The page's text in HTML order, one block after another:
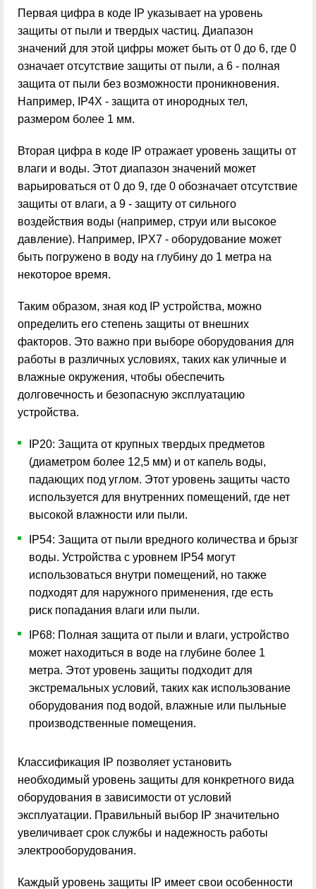
Первая цифра в коде IP указывает на уровень
защиты от пыли и твердых частиц. Диапазон
значений для этой цифры может быть от 0 до 6, где 0
означает отсутствие защиты от пыли, а 6 - полная
защита от пыли без возможности проникновения.
Например, IP4X - защита от инородных тел,
размером более 1 мм.
Вторая цифра в коде IP отражает уровень защиты от
влаги и воды. Этот диапазон значений может
варьироваться от 0 до 9, где 0 обозначает отсутствие
защиты от влаги, а 9 - защиту от сильного
воздействия воды (например, струи или высокое
давление). Например, IPX7 - оборудование может
быть погружено в воду на глубину до 1 метра на
некоторое время.
Таким образом, зная код IP устройства, можно
определить его степень защиты от внешних
факторов. Это важно при выборе оборудования для
работы в различных условиях, таких как уличные и
влажные окружения, чтобы обеспечить
долговечность и безопасную эксплуатацию
устройства.
IP20: Защита от крупных твердых предметов
(диаметром более 12,5 мм) и от капель воды,
падающих под углом. Этот уровень защиты часто
используется для внутренних помещений, где нет
высокой влажности или пыли.
IP54: Защита от пыли вредного количества и брызг
воды. Устройства с уровнем IP54 могут
использоваться внутри помещений, но также
подходят для наружного применения, где есть
риск попадания влаги или пыли.
IP68: Полная защита от пыли и влаги, устройство
может находиться в воде на глубине более 1
метра. Этот уровень защиты подходит для
экстремальных условий, таких как использование
оборудования под водой, влажные или пыльные
производственные помещения.
Классификация IP позволяет установить
необходимый уровень защиты для конкретного вида
оборудования в зависимости от условий
эксплуатации. Правильный выбор IP значительно
увеличивает срок службы и надежность работы
электрооборудования.
Каждый уровень защиты IP имеет свои особенности